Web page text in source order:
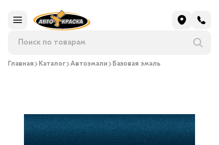
Главная Каталог Автоэмали Базовая эмаль